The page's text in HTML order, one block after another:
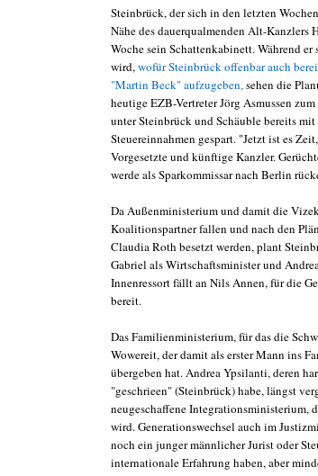
Steinbrück, der sich in den letzten
Nähe des dauerqualmenden Alt-Kanzlers
Woche sein Schattenkabinett. Während
wird, wofür Steinbrück offenbar auch
"Martin Beck" aufzugeben, sehen die
heutige EZB-Vertreter Jörg Asmussen
unter Steinbrück und Schäuble bereits
Steuereinnahmen gespart. "Jetzt ist es
Vorgesetzte und künftige Kanzler.
werde als Sparkommissar nach Berlin
Da Außenministerium und damit die
Koalitionspartner fallen und nach den
Claudia Roth besetzt werden, plant
Gabriel als Wirtschaftsminister und
Innenressort fällt an Nils Annen, für die
bereit.
Das Familienministerium, für das die
Wowereit, der damit als erster Mann ins
übergeben hat. Andrea Ypsilanti, deren
"geschrieen" (Steinbrück) habe, längst
neugeschaffene Integrationsministerium,
wird. Generationswechsel auch im
noch ein junger männlicher Jurist oder
internationale Erfahrung haben, aber